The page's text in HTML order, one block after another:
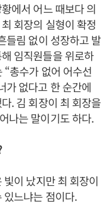
에서 어느 때보다 의
회장의 실형이 확정
들림 없이 성장하고 발
임직원들을 위로하
총수가 없어 어수선
가 없다고 한 순간에
. 김 회장이 최 회장을
나는 말이기도 하다.
이 났지만 최 회장이
있느냐는 점이다.